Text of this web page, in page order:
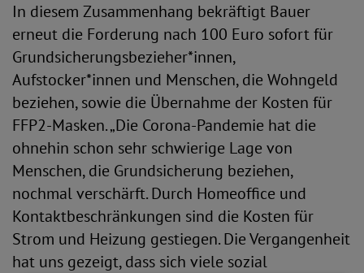
In diesem Zusammenhang bekräftigt Bauer
erneut die Forderung nach 100 Euro sofort für
Grundsicherungsbezieher*innen,
Aufstocker*innen und Menschen, die Wohngeld
beziehen, sowie die Übernahme der Kosten für
FFP2-Masken. „Die Corona-Pandemie hat die
ohnehin schon sehr schwierige Lage von
Menschen, die Grundsicherung beziehen,
nochmal verschärft. Durch Homeoffice und
Kontaktbeschränkungen sind die Kosten für
Strom und Heizung gestiegen. Die Vergangenheit
hat uns gezeigt, dass sich viele sozial